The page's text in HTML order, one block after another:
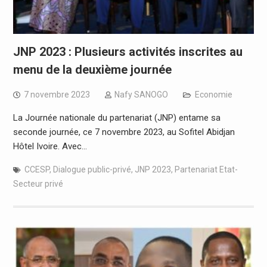
JNP 2023 : Plusieurs activités inscrites au
menu de la deuxième journée
7 novembre 2023 Nafy SANOGO Economie
La Journée nationale du partenariat (JNP) entame sa
seconde journée, ce 7 novembre 2023, au Sofitel Abidjan
Hôtel Ivoire. Avec…
CCESP, Dialogue public-privé, JNP 2023, Partenariat Etat-
Secteur privé